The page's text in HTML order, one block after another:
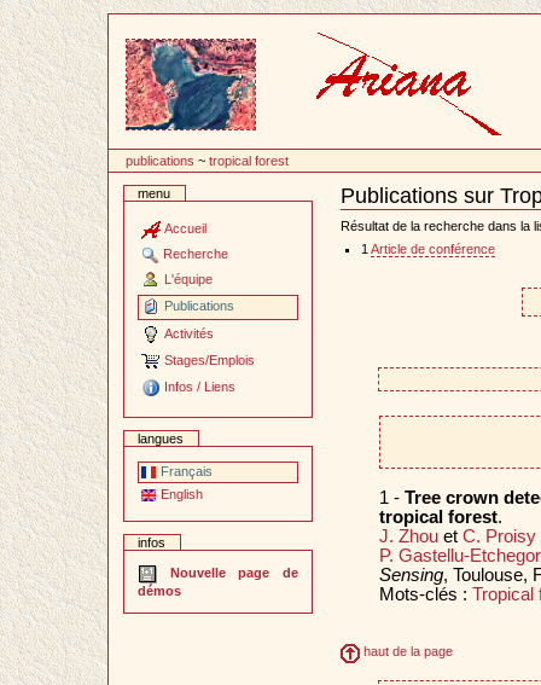
contenu
publications ~tropical forest
menu
Accueil
Recherche
L'équipe
Publications
Activités
Stages/Emplois
Infos / Liens
langues
Français
English
infos
Nouvelle page de
démos
Publications sur
Document
Actions
Résultat de la recherche dans la
1 Article de conférence
1 - Tree crown
tropical forest.
J. Zhouet C. Proisy
P. Gastellu-
Sensing, Toulouse,
Mots-clés : Tropical
haut de la page